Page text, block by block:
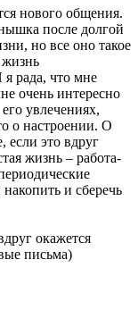
нового общения.
после долгой
но все оно такое
рада, что мне
очень интересно
увлечениях,
о настроении. О
если это вдруг
жизнь – работа-
и сберечь
окажется
письма)